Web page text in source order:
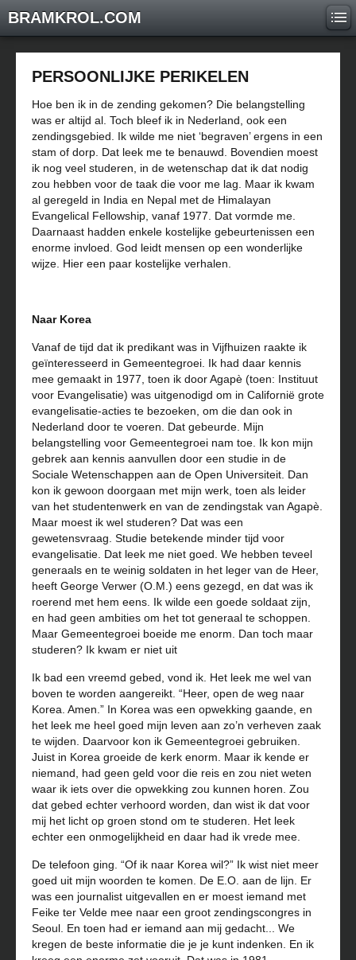
BRAMKROL.COM
PERSOONLIJKE PERIKELEN
Hoe ben ik in de zending gekomen? Die belangstelling
was er altijd al. Toch bleef ik in Nederland, ook een
zendingsgebied. Ik wilde me niet ‘begraven’ ergens in een
stam of dorp. Dat leek me te benauwd. Bovendien moest
ik nog veel studeren, in de wetenschap dat ik dat nodig
zou hebben voor de taak die voor me lag. Maar ik kwam
al geregeld in India en Nepal met de Himalayan
Evangelical Fellowship, vanaf 1977. Dat vormde me.
Daarnaast hadden enkele kostelijke gebeurtenissen een
enorme invloed. God leidt mensen op een wonderlijke
wijze. Hier een paar kostelijke verhalen.
Naar Korea
Vanaf de tijd dat ik predikant was in Vijfhuizen raakte ik
geïnteresseerd in Gemeentegroei. Ik had daar kennis
mee gemaakt in 1977, toen ik door Agapè (toen: Instituut
voor Evangelisatie) was uitgenodigd om in Californië grote
evangelisatie-acties te bezoeken, om die dan ook in
Nederland door te voeren. Dat gebeurde. Mijn
belangstelling voor Gemeentegroei nam toe. Ik kon mijn
gebrek aan kennis aanvullen door een studie in de
Sociale Wetenschappen aan de Open Universiteit. Dan
kon ik gewoon doorgaan met mijn werk, toen als leider
van het studentenwerk en van de zendingstak van Agapè.
Maar moest ik wel studeren? Dat was een
gewetensvraag. Studie betekende minder tijd voor
evangelisatie. Dat leek me niet goed. We hebben teveel
generaals en te weinig soldaten in het leger van de Heer,
heeft George Verwer (O.M.) eens gezegd, en dat was ik
roerend met hem eens. Ik wilde een goede soldaat zijn,
en had geen ambities om het tot generaal te schoppen.
Maar Gemeentegroei boeide me enorm. Dan toch maar
studeren? Ik kwam er niet uit
Ik bad een vreemd gebed, vond ik. Het leek me wel van
boven te worden aangereikt. “Heer, open de weg naar
Korea. Amen.” In Korea was een opwekking gaande, en
het leek me heel goed mijn leven aan zo’n verheven zaak
te wijden. Daarvoor kon ik Gemeentegroei gebruiken.
Juist in Korea groeide de kerk enorm. Maar ik kende er
niemand, had geen geld voor die reis en zou niet weten
waar ik iets over die opwekking zou kunnen horen. Zou
dat gebed echter verhoord worden, dan wist ik dat voor
mij het licht op groen stond om te studeren. Het leek
echter een onmogelijkheid en daar had ik vrede mee.
De telefoon ging. “Of ik naar Korea wil?” Ik wist niet meer
goed uit mijn woorden te komen. De E.O. aan de lijn. Er
was een journalist uitgevallen en er moest iemand met
Feike ter Velde mee naar een groot zendingscongres in
Seoul. En toen had er iemand aan mij gedacht... We
kregen de beste informatie die je je kunt indenken. En ik